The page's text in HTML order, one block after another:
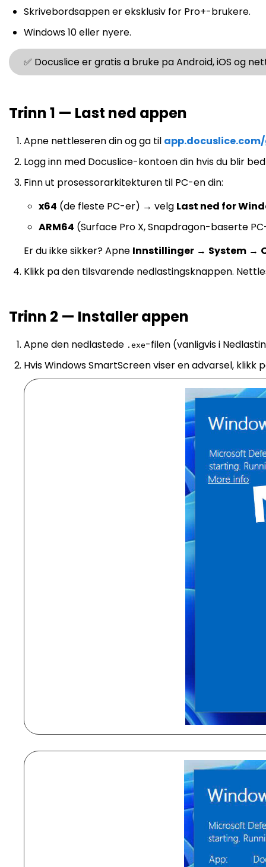
Skrivebordsappen er eksklusiv for Pro+-brukere.
Windows 10 eller nyere.
✅ Docuslice er gratis a bruke pa Android, iOS og
Trinn 1 — Last ned appen
Apne nettleseren din og ga til
Logg inn med Docuslice-kontoen din hvis du blir
Finn ut prosessorarkitekturen til PC-en din:
x64 (de fleste PC-er) → velg Last ned for
ARM64 (Surface Pro X, Snapdragon-baserte
Er du ikke sikker? Apne Innstillinger → System →
Klikk pa den tilsvarende nedlastingsknappen.
Trinn 2 — Installer appen
Apne den nedlastede .exe-filen (vanligvis i
Hvis Windows SmartScreen viser en advarsel, klikk